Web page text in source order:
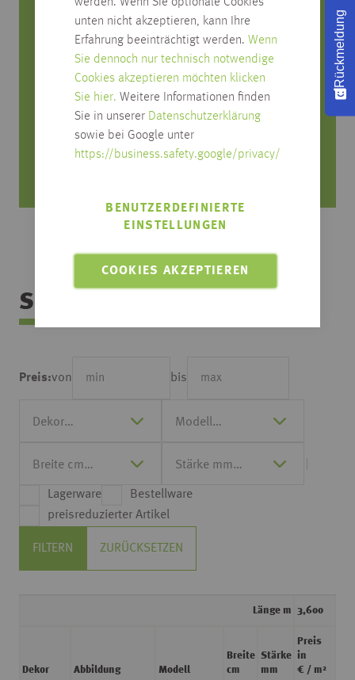
unten nicht akzeptieren, kann Ihre
Erfahrung beeinträchtigt werden. Wenn
Sie dennoch nur technisch notwendige
Cookies akzeptieren möchten klicken
Sie hier. Weitere Informationen finden
Sie in unserer Datenschutzerklärung
sowie bei Google unter
https://business.safety.google/privacy/
COOKIES AKZEPTIEREN
BENUTZERDEFINIERTE
EINSTELLUNGEN
Sie haben Fragen zum Produkt?
Rufen Sie uns an, wir beraten Sie gerne!
0751/4004-545
produktfrage@habisreutinger.de
Mo. bis Fr. von 8 Uhr bis 18 Uhr
Sortimentsübersicht
Preis:von bis
Lagerware
Bestellware
preisreduzierter Artikel
FILTERN ZURÜCKSETZEN
Länge m 3,600
Dekor Abbildung Modell
Breite
cm
Stärke
mm
Preis
in
€ / m²
Rückmeldung